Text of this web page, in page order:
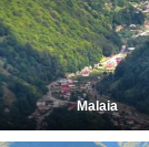
Malaia